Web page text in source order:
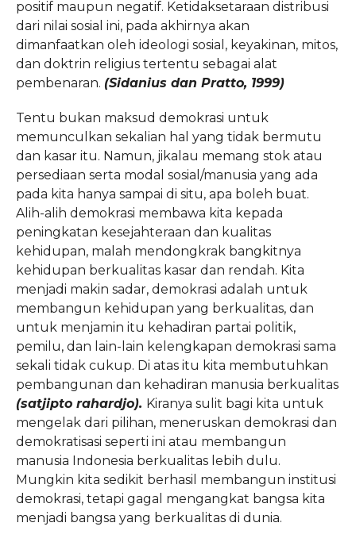
positif maupun negatif. Ketidaksetaraan distribusi
dari nilai sosial ini, pada akhirnya akan
dimanfaatkan oleh ideologi sosial, keyakinan, mitos,
dan doktrin religius tertentu sebagai alat
pembenaran. (Sidanius dan Pratto, 1999)
Tentu bukan maksud demokrasi untuk
memunculkan sekalian hal yang tidak bermutu
dan kasar itu. Namun, jikalau memang stok atau
persediaan serta modal sosial/manusia yang ada
pada kita hanya sampai di situ, apa boleh buat.
Alih-alih demokrasi membawa kita kepada
peningkatan kesejahteraan dan kualitas
kehidupan, malah mendongkrak bangkitnya
kehidupan berkualitas kasar dan rendah. Kita
menjadi makin sadar, demokrasi adalah untuk
membangun kehidupan yang berkualitas, dan
untuk menjamin itu kehadiran partai politik,
pemilu, dan lain-lain kelengkapan demokrasi sama
sekali tidak cukup. Di atas itu kita membutuhkan
pembangunan dan kehadiran manusia berkualitas
(satjipto rahardjo). Kiranya sulit bagi kita untuk
mengelak dari pilihan, meneruskan demokrasi dan
demokratisasi seperti ini atau membangun
manusia Indonesia berkualitas lebih dulu.
Mungkin kita sedikit berhasil membangun institusi
demokrasi, tetapi gagal mengangkat bangsa kita
menjadi bangsa yang berkualitas di dunia.